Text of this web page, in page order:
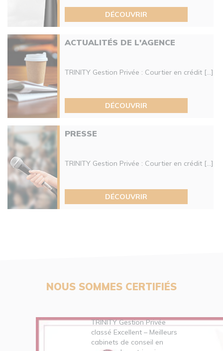
DÉCOUVRIR
ACTUALITÉS DE L'AGENCE
TRINITY Gestion Privée : Courtier en crédit [...]
DÉCOUVRIR
PRESSE
TRINITY Gestion Privée : Courtier en crédit [...]
DÉCOUVRIR
NOUS SOMMES CERTIFIÉS
TRINITY Gestion Privée
classé Excellent – Meilleurs
cabinets de conseil en